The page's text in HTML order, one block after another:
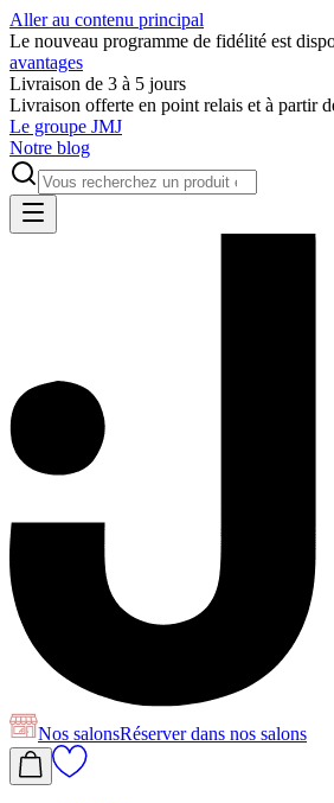
Aller au contenu principal
Le nouveau programme de fidélité est
avantages
Livraison de 3 à 5 jours
Livraison offerte en point relais et à partir
Le groupe JMJ
Notre blog
Nos salonsRéserverdans nos salons